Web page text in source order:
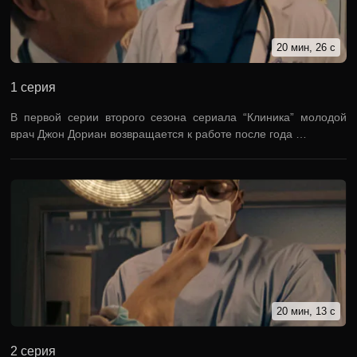
20 мин, 26 с
1 серия
В первой серии второго сезона сериала “Клиника” молодой
врач Джон Дориан возвращается к работе после года …
20 мин, 13 с
2 серия